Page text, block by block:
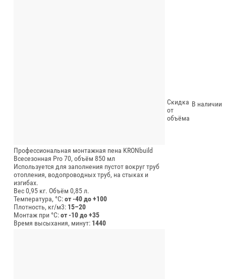
Профессиональная монтажная пена KRONbuild
Всесезонная Pro 70, объём 850 мл
Используется для заполнения пустот вокруг труб
отопления, водопроводных труб, на стыках и
изгибах.
Вес 0,95 кг. Объём 0,85 л.
Температура, °C:от -40 до +100
Плотность, кг/м3: 15–20
Монтаж при °C:от -10 до +35
Время высыхания, минут: 1440
Скидка
от
объёма
В наличии